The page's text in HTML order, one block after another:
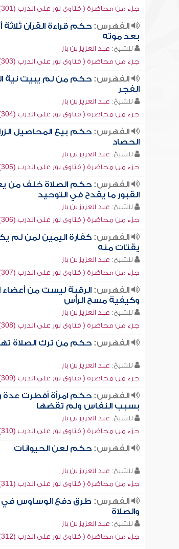
جزء من محاضرة ( فتاوى نور على الدرب (301))
الفهرس:حكم قراءة القرآن ثلاثة
بعد موته
للشيخ: عبد العزيز بن باز
جزء من محاضرة ( فتاوى نور على الدرب (303))
الفهرس:حكم من لم يبيت نية
الفجر
للشيخ: عبد العزيز بن باز
جزء من محاضرة ( فتاوى نور على الدرب (304))
الفهرس:حكم بيع المحاصيل
الحصاد
للشيخ: عبد العزيز بن باز
جزء من محاضرة ( فتاوى نور على الدرب (305))
الفهرس:حكم الصلاة خلف من
القبور ما يقدح في التوحيد
للشيخ: عبد العزيز بن باز
جزء من محاضرة ( فتاوى نور على الدرب (306))
الفهرس:كفارة اليمين لمن لم
يقتات منه
للشيخ: عبد العزيز بن باز
جزء من محاضرة ( فتاوى نور على الدرب (307))
الفهرس:الرقبة ليست من أعضاء
وكيفية مسح الرأس
للشيخ: عبد العزيز بن باز
جزء من محاضرة ( فتاوى نور على الدرب (308))
الفهرس:حكم من ترك الصلاة
للشيخ: عبد العزيز بن باز
جزء من محاضرة ( فتاوى نور على الدرب (309))
الفهرس:حكم امرأة أفطرت عدة
بسبب النفاس ولم تقضها
للشيخ: عبد العزيز بن باز
جزء من محاضرة ( فتاوى نور على الدرب (310))
الفهرس:حكم لعن الحيوانات
للشيخ: عبد العزيز بن باز
جزء من محاضرة ( فتاوى نور على الدرب (311))
الفهرس: طرق دفع الوساوس في
والصلاة
للشيخ: عبد العزيز بن باز
جزء من محاضرة ( فتاوى نور على الدرب (312))